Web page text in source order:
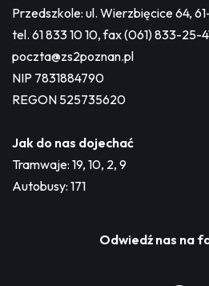
Przedszkole: ul. Wierzbięcice 64,
tel. 61 833 10 10, fax (061) 833-25-
poczta@zs2poznan.pl
NIP 7831884790
REGON 525735620
Jak do nas dojechać
Tramwaje: 19, 10, 2, 9
Autobusy: 171
Odwiedź nas na